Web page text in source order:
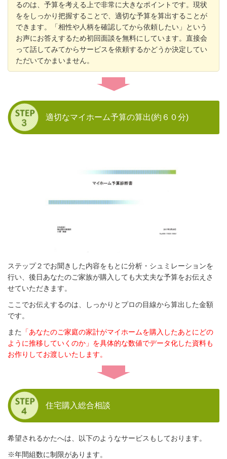
るのは、予算を考える上で非常に大きなポイントです。現状
ををしっかり把握することで、適切な予算を算出することが
できます。「相性や人柄を確認してから依頼したい」という
お声にお答えするため初回面談を無料にしています。直接会
って話してみてからサービスを依頼するかどうか決定してい
ただいてかまいません。
適切なマイホーム予算の算出(約６０分)
ステップ２でお聞きした内容をもとに分析・シュミレーションを
行い、後日あなたのご家族が購入しても大丈夫な予算をお伝えさ
せていただきます。
ここでお伝えするのは、しっかりとプロの目線から算出した金額
です。
また
「あなたのご家庭の家計がマイホームを購入したあとにどの
ように推移していくのか」を具体的な数値でデータ化した資料も
お作りしてお渡しいたします。
住宅購入総合相談
希望されるかたへは、以下のようなサービスもしております。
※年間組数に制限があります。